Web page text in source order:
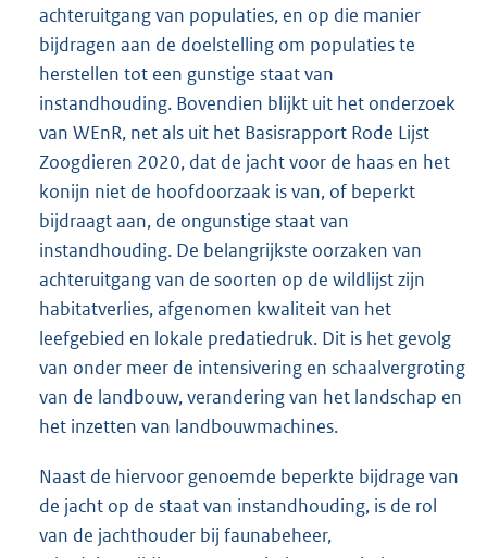
achteruitgang van populaties, en op die manier
bijdragen aan de doelstelling om populaties te
herstellen tot een gunstige staat van
instandhouding. Bovendien blijkt uit het onderzoek
van WEnR, net als uit het Basisrapport Rode Lijst
Zoogdieren 2020, dat de jacht voor de haas en het
konijn niet de hoofdoorzaak is van, of beperkt
bijdraagt aan, de ongunstige staat van
instandhouding. De belangrijkste oorzaken van
achteruitgang van de soorten op de wildlijst zijn
habitatverlies, afgenomen kwaliteit van het
leefgebied en lokale predatiedruk. Dit is het gevolg
van onder meer de intensivering en schaalvergroting
van de landbouw, verandering van het landschap en
het inzetten van landbouwmachines.
Naast de hiervoor genoemde beperkte bijdrage van
de jacht op de staat van instandhouding, is de rol
van de jachthouder bij faunabeheer,